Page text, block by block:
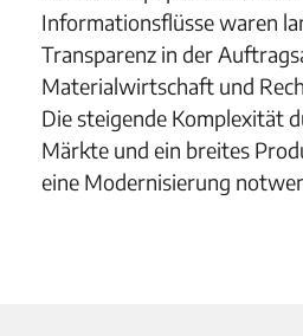
Informationsflüsse waren
Transparenz in der
Materialwirtschaft und
Die steigende Komplexität
Märkte und ein breites
eine Modernisierung